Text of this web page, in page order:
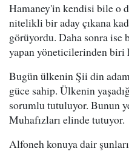
Hamaney'in kendisi bile o
nitelikli bir aday çıkana
görüyordu. Daha sonra ise
yapan yöneticilerinden biri
Bugün ülkenin Şii din
güce sahip. Ülkenin
sorumlu tutuluyor. Bunun
Muhafızları elinde tutuyor.
Alfoneh konuya dair